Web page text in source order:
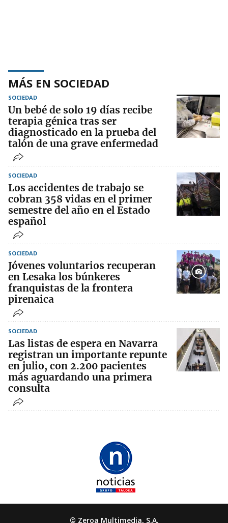
MÁS EN SOCIEDAD
SOCIEDAD
Un bebé de solo 19 días recibe
terapia génica tras ser
diagnosticado en la prueba del
talón de una grave enfermedad
SOCIEDAD
Los accidentes de trabajo se
cobran 358 vidas en el primer
semestre del año en el Estado
español
SOCIEDAD
Jóvenes voluntarios recuperan
en Lesaka los búnkeres
franquistas de la frontera
pirenaica
SOCIEDAD
Las listas de espera en Navarra
registran un importante repunte
en julio, con 2.200 pacientes
más aguardando una primera
consulta
© Zeroa Multimedia, S.A.